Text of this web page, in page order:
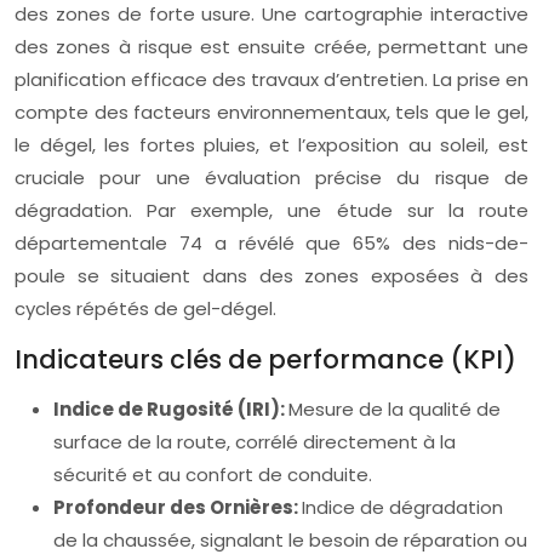
des zones de forte usure. Une cartographie interactive
des zones à risque est ensuite créée, permettant une
planification efficace des travaux d’entretien. La prise en
compte des facteurs environnementaux, tels que le gel,
le dégel, les fortes pluies, et l’exposition au soleil, est
cruciale pour une évaluation précise du risque de
dégradation. Par exemple, une étude sur la route
départementale 74 a révélé que 65% des nids-de-
poule se situaient dans des zones exposées à des
cycles répétés de gel-dégel.
Indicateurs clés de performance (KPI)
Indice de Rugosité (IRI):Mesure de la qualité de
surface de la route, corrélé directement à la
sécurité et au confort de conduite.
Profondeur des Ornières:Indice de dégradation
de la chaussée, signalant le besoin de réparation ou